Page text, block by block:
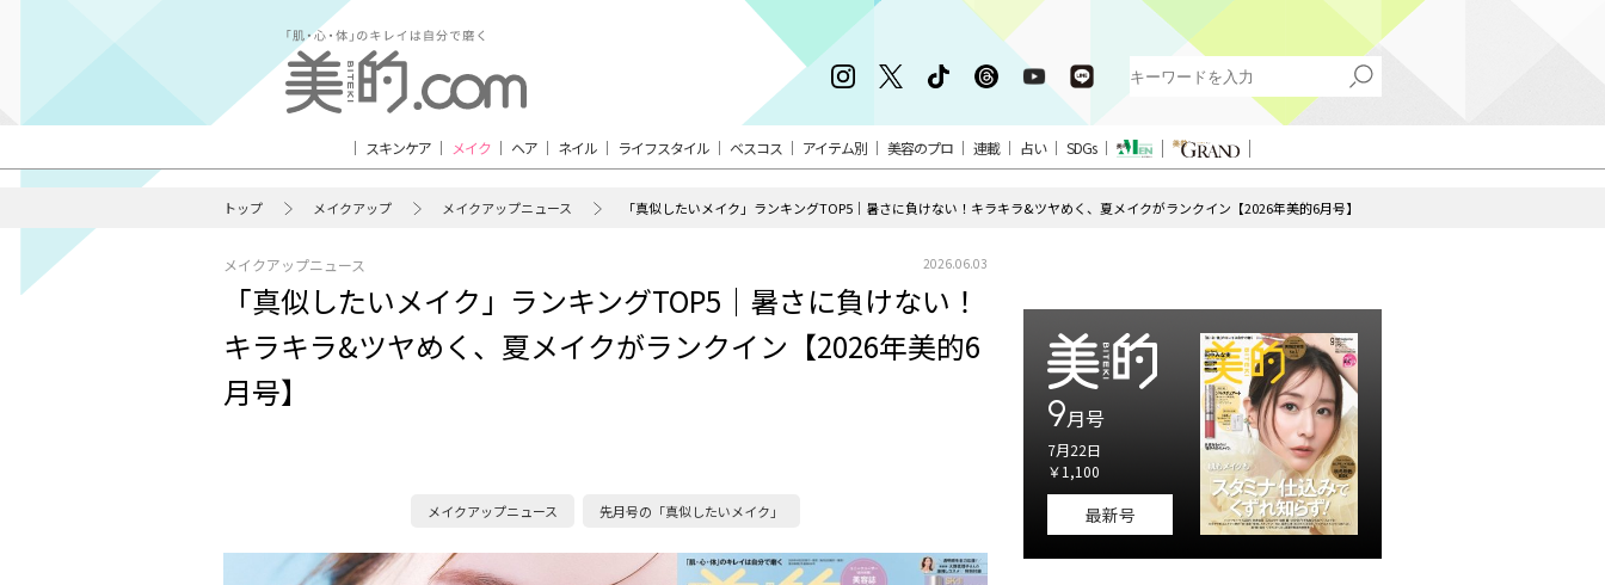
スキンケア メイク ヘア ネイル ライフスタイル ベスコス アイテム別 美容のプロ 連載 占い SDGs
トップ メイクアップ メイクアップニュース 「真似したいメイク」ランキングTOP5｜暑さに負けない！キラキラ&ツヤめく、夏メイクがランクイン【2026年美的6月号】
メイクアップニュース 2026.06.03
「真似したいメイク」ランキングTOP5｜暑さに負けない！
キラキラ&ツヤめく、夏メイクがランクイン【2026年美的6
月号】
メイクアップニュース 先月号の「真似したいメイク」
9月号
7月22日
￥1,100
最新号